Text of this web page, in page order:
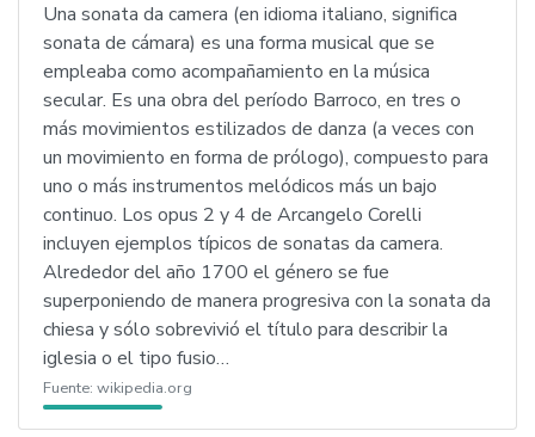
Una sonata da camera (en idioma italiano, significa
sonata de cámara) es una forma musical que se
empleaba como acompañamiento en la música
secular. Es una obra del período Barroco, en tres o
más movimientos estilizados de danza (a veces con
un movimiento en forma de prólogo), compuesto para
uno o más instrumentos melódicos más un bajo
continuo. Los opus 2 y 4 de Arcangelo Corelli
incluyen ejemplos típicos de sonatas da camera.
Alrededor del año 1700 el género se fue
superponiendo de manera progresiva con la sonata da
chiesa y sólo sobrevivió el título para describir la
iglesia o el tipo fusio…
Fuente: wikipedia.org